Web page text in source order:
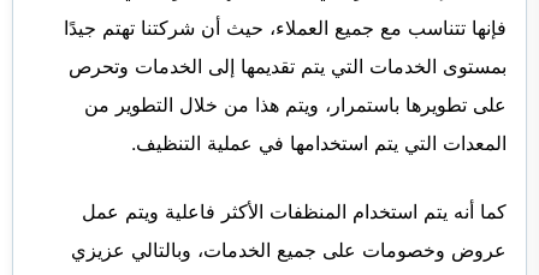
فإنها تتناسب مع جميع العملاء، حيث أن شركتنا تهتم جيدًا
بمستوى الخدمات التي يتم تقديمها إلى الخدمات وتحرص
على تطويرها باستمرار، ويتم هذا من خلال التطوير من
المعدات التي يتم استخدامها في عملية التنظيف.
كما أنه يتم استخدام المنظفات الأكثر فاعلية ويتم عمل
عروض وخصومات على جميع الخدمات، وبالتالي عزيزي